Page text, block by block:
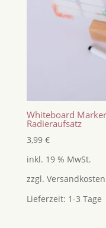
Whiteboard
Radieraufsatz
3,99 €
inkl. 19 % MwSt.
zzgl. Versandkosten
Lieferzeit: 1-3 Tage